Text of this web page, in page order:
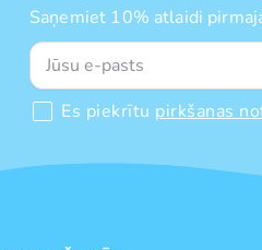
Saņemiet 10% atlaidi
Es piekrītu pirkšanas